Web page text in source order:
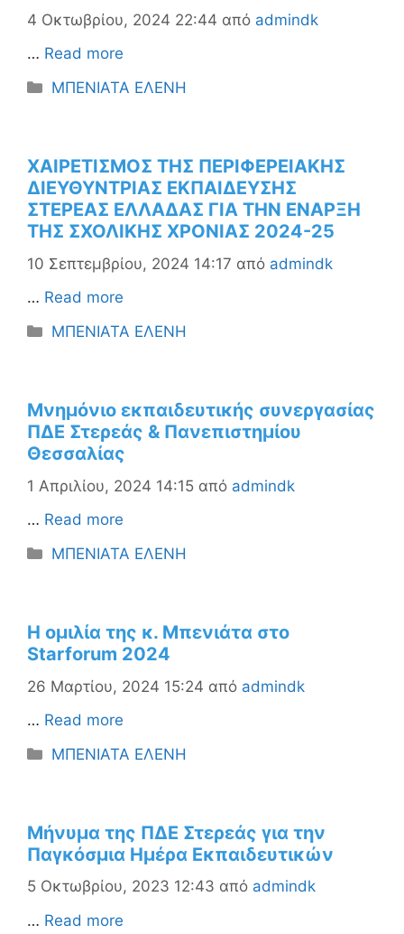
4 Οκτωβρίου, 2024 22:44 από admindk
… Read more
Κατηγορίες
ΜΠΕΝΙΑΤΑ ΕΛΕΝΗ
ΧΑΙΡΕΤΙΣΜΟΣ ΤΗΣ ΠΕΡΙΦΕΡΕΙΑΚΗΣ
ΔΙΕΥΘΥΝΤΡΙΑΣ ΕΚΠΑΙΔΕΥΣΗΣ
ΣΤΕΡΕΑΣ ΕΛΛΑΔΑΣ ΓΙΑ ΤΗΝ ΕΝΑΡΞΗ
ΤΗΣ ΣΧΟΛΙΚΗΣ ΧΡΟΝΙΑΣ 2024-25
10 Σεπτεμβρίου, 2024 14:17 από admindk
… Read more
Κατηγορίες
ΜΠΕΝΙΑΤΑ ΕΛΕΝΗ
Μνημόνιο εκπαιδευτικής συνεργασίας
ΠΔΕ Στερεάς & Πανεπιστημίου
Θεσσαλίας
1 Απριλίου, 2024 14:15 από admindk
… Read more
Κατηγορίες
ΜΠΕΝΙΑΤΑ ΕΛΕΝΗ
Η ομιλία της κ. Μπενιάτα στο
Starforum 2024
26 Μαρτίου, 2024 15:24 από admindk
… Read more
Κατηγορίες
ΜΠΕΝΙΑΤΑ ΕΛΕΝΗ
Μήνυμα της ΠΔΕ Στερεάς για την
Παγκόσμια Ημέρα Εκπαιδευτικών
5 Οκτωβρίου, 2023 12:43 από admindk
… Read more